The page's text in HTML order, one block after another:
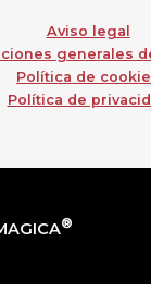
Aviso legal
generales
Política de
Política de
®